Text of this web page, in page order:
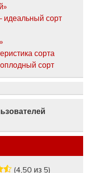
сорт
сорта
сорт
(4,50 из 5)